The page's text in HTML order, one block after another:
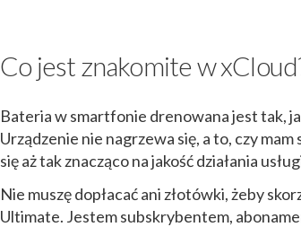
Co jest znakomite w
Bateria w smartfonie drenowana jest tak,
Urządzenie nie nagrzewa się, a to, czy
się aż tak znacząco na jakość działania
Nie muszę dopłacać ani złotówki, żeby
Ultimate. Jestem subskrybentem,